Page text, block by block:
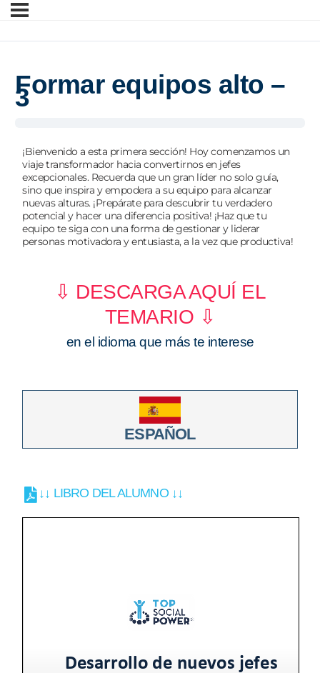
Formar equipos alto –
3
¡Bienvenido a esta primera sección! Hoy comenzamos un
viaje transformador hacia convertirnos en jefes
excepcionales. Recuerda que un gran líder no solo guía,
sino que inspira y empodera a su equipo para alcanzar
nuevas alturas. ¡Prepárate para descubrir tu verdadero
potencial y hacer una diferencia positiva! ¡Haz que tu
equipo te siga con una forma de gestionar y liderar
personas motivadora y entusiasta, a la vez que productiva!
⇩ DESCARGA AQUÍ EL
TEMARIO ⇩
en el idioma que más te interese
ESPAÑOL
↓↓ LIBRO DEL ALUMNO ↓↓